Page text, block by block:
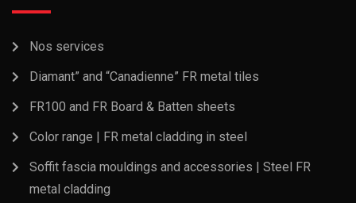
Nos services
Diamant” and “Canadienne” FR metal tiles
FR100 and FR Board & Batten sheets
Color range | FR metal cladding in steel
Soffit fascia mouldings and accessories | Steel FR
metal cladding